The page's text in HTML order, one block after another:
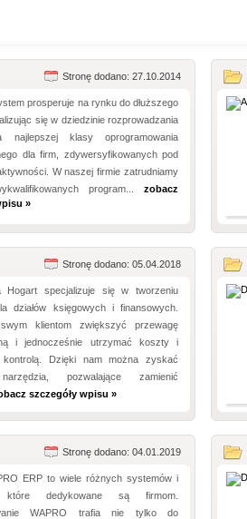
Stronę dodano: 27.10.2014
prosperuje na rynku do dłuższego
się w dziedzinie rozprowadzania
najlepszej klasy oprogramowania
dla firm, zdywersyfikowanych pod
W naszej firmie zatrudniamy
program... zobacz
»
Stronę dodano: 05.04.2018
Hogart specjalizuje się w tworzeniu
działów księgowych i finansowych.
klientom zwiększyć przewagę
i jednocześnie utrzymać koszty i
Dzięki nam można zyskać
pozwalające zamienić
szczegóły wpisu »
Stronę dodano: 04.01.2019
ERP to wiele różnych systemów i
które dedykowane są firmom.
WAPRO trafia nie tylko do